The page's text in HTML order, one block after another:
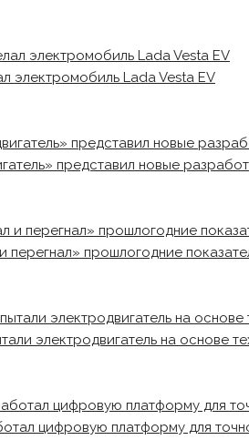
электромобиль Lada Vesta EV
представил новые
перегнал» прошлогодние
электродвигатель на основе
цифровую платформу для